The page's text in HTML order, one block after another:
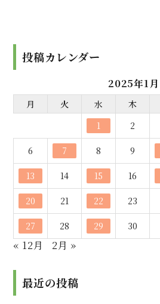
投稿カレンダー
2025年1月
月 火 水 木
1
2
6 7 8 9
13 14 15 16
20 21 22 23
27 28 29 30
« 12月 2月 »
最近の投稿